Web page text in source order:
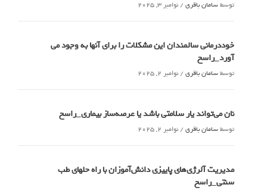
توسطسامان باقری / نوامبر 3, 2025
خوددرمانی سالمندان این مشکلات را برای آنها به وجود می
آورد_راسخ
توسطسامان باقری / نوامبر 2, 2025
نان می‌تواند یار سلامتی باشد یا عرصه‌ساز بیماری_راسخ
توسطسامان باقری / نوامبر 2, 2025
مدیریت آلرژی‌های پاییزی دانش‌آموزان با راه حلهای طب
سنتی_راسخ